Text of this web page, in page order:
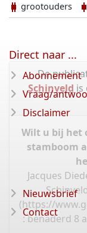
grootouders
De
Schinveld is
Wilt u bij het
stamboom
Jacques
(https://
: benaderd 8
Direct naar ...
Abonnement
Vraag/
Disclaimer
Nieuwsbrief
Contact